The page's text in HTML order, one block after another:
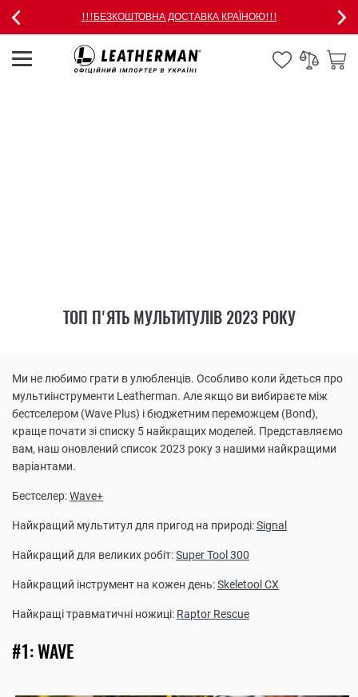
!!!БЕЗКОШТОВНА ДОСТАВКА КРАЇНОЮ!!!
ТОП П'ЯТЬ МУЛЬТИТУЛІВ 2023 РОКУ
Ми не любимо грати в улюбленців. Особливо коли йдеться про
мультиінструменти Leatherman. Але якщо ви вибираєте між
бестселером (Wave Plus) і бюджетним переможцем (Bond),
краще почати зі списку 5 найкращих моделей. Представляємо
вам, наш оновлений список 2023 року з нашими найкращими
варіантами.
Бестселер:Wave+
Найкращий мультитул для пригод на природі:Signal
Найкращий для великих робіт:Super Tool 300
Найкращий інструмент на кожен день:Skeletool CX
Найкращі травматичні ножиці: Raptor Rescue
#1: WAVE